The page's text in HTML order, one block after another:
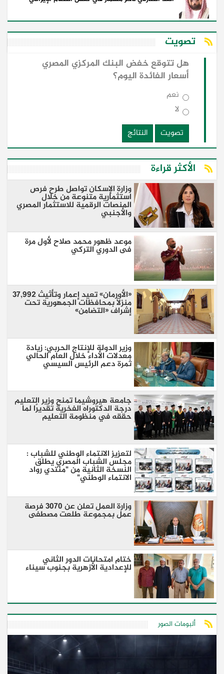
تصويت
هل تتوقع خفض البنك المركزي المصري
أسعار الفائدة اليوم؟
نعم
لا
تصويت
النتائج
الأكثر قراءة
وزارة الإسكان تواصل طرح فرص
استثمارية متنوعة من خلال
المنصات الرقمية للاستثمار المصري
والأجنبي
موعد ظهور محمد صلاح لأول مرة
فى الدوري التركي
«الأورمان» تعيد إعمار وتأثيث 37,992
منزلًا بمحافظات الجمهورية تحت
إشراف «التضامن»
وزير الدولة للإنتاج الحربي: زيادة
معدلات الأداء خلال العام الحالي
ثمرة دعم الرئيس السيسي
جامعة هيروشيما تمنح وزير التعليم
درجة الدكتوراه الفخرية تقديرًا لما
حققه في منظومة التعليم
لتعزيز الانتماء الوطني للشباب :
مجلس الشباب المصري يطلق
النسخة الثانية من "منتدي رواد
الانتماء الوطني"
وزارة العمل تعلن عن 3070 فرصة
عمل بمجموعة طلعت مصطفى
ختام امتحانات الدور الثاني
للإعدادية الأزهرية بجنوب سيناء
ألبومات الصور